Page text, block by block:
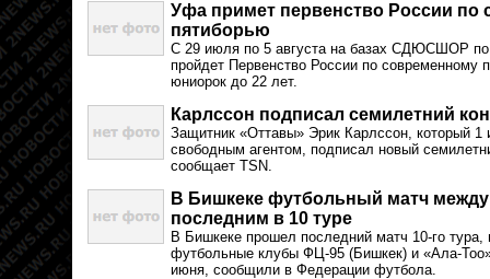
Уфа примет первенство России по
пятиборью
С 29 июля по 5 августа на базах СДЮСШОР по
пройдет Первенство России по современному
юниорок до 22 лет.
Карлссон подписал семилетний
Защитник «Оттавы» Эрик Карлссон, который 1
свободным агентом, подписал новый
сообщает TSN.
В Бишкеке футбольный матч
последним в 10 туре
В Бишкеке прошел последний матч 10-го тура,
футбольные клубы ФЦ-95 (Бишкек) и «Ала-
июня, сообщили в Федерации футбола.